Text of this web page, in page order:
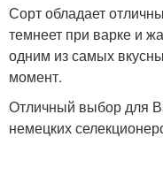
Сорт обладает
темнеет при варке и
одним из самых
момент.
Отличный выбор для
немецких